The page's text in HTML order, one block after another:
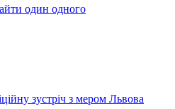
один одного
зустріч з мером Львова